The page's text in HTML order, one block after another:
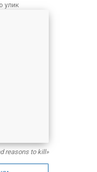
улик
reasons to kill»